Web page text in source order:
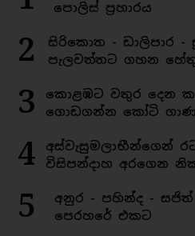
පොලිස් ප්‍රහාරය
2
සිරිකොත - ඩාලිපාර
පැලවත්තට ගහන
3
කොළඹට වතුර දෙන
ගොඩගන්න කෝටි
4
අස්වැසුමලාභීන්ගෙන්
විසිපන්දාහ අරගෙන
5
අනුර - පහින්ද -
පෙරහරේ එකට